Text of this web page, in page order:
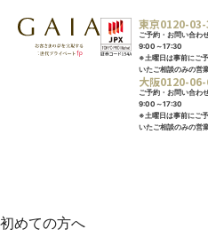
東京0120-
ご予約・お問い合わ
9:00～17:30
※土曜日は事前にご
いたご相談のみの営
大阪0120-
ご予約・お問い合わ
9:00～17:30
※土曜日は事前にご
いたご相談のみの営
初めての方へ